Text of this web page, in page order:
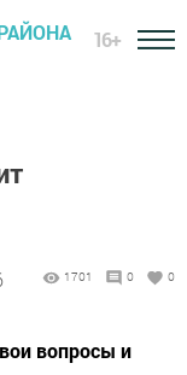
16+
1701 0 0
вопросы и